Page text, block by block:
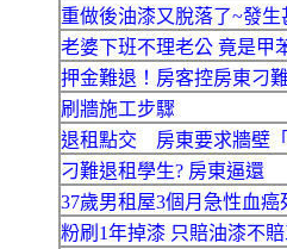
重做後油漆又脫落了~發生
老婆下班不理老公 竟是甲
押金難退！房客控房東刁
刷牆施工步驟
退租點交 房東要求牆壁「
刁難退租學生? 房東逼還
37歲男租屋3個月急性血
粉刷1年掉漆 只賠油漆不